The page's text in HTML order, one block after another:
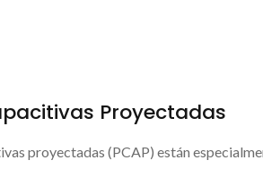
Proyectadas
proyectadas (PCAP) están